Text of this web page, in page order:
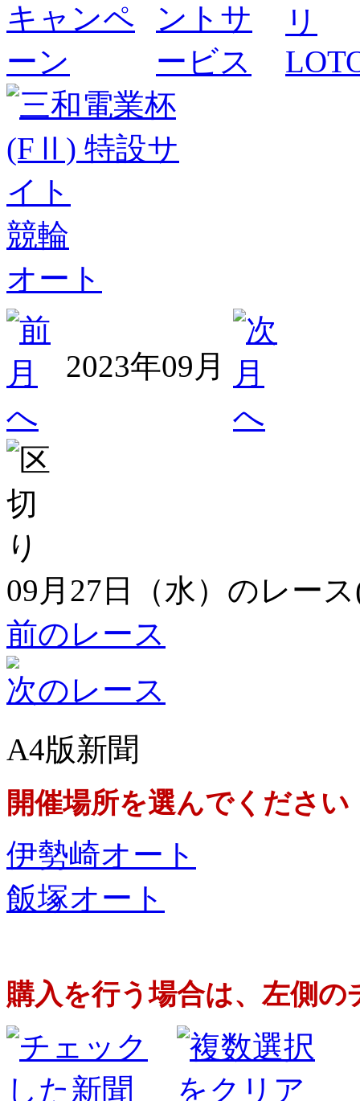
競輪
オート
2023年09月
09月27日（水）のレー
前のレース
次のレース
A4版新聞
開催場所を選んでください
伊勢崎オート
飯塚オート
購入を行う場合は、左側